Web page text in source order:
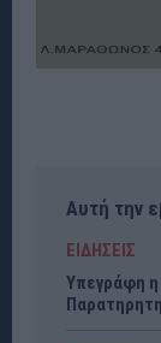
Αυτή την
ΕΙΔΗΣΕΙΣ
Υπεγράφη η